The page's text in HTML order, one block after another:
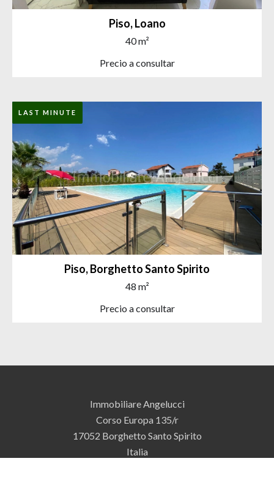
Piso, Loano
40 m²
Precio a consultar
Piso, Borghetto Santo Spirito
48 m²
Precio a consultar
LAST MINUTE
Immobiliare Angelucci
Corso Europa 135/r
17052 Borghetto Santo Spirito
Italia